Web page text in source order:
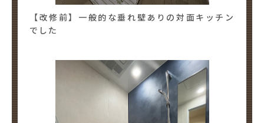
【改修前】一般的な垂れ壁ありの対面キッチン
でした